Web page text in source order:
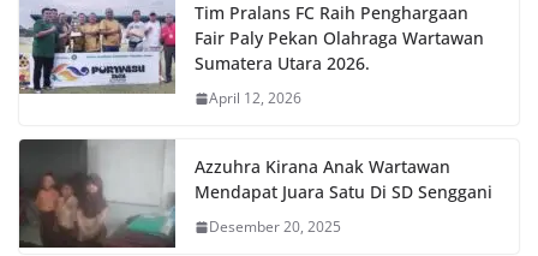
Tim Pralans FC Raih Penghargaan
Fair Paly Pekan Olahraga Wartawan
Sumatera Utara 2026.
April 12, 2026
Azzuhra Kirana Anak Wartawan
Mendapat Juara Satu Di SD Senggani
Desember 20, 2025